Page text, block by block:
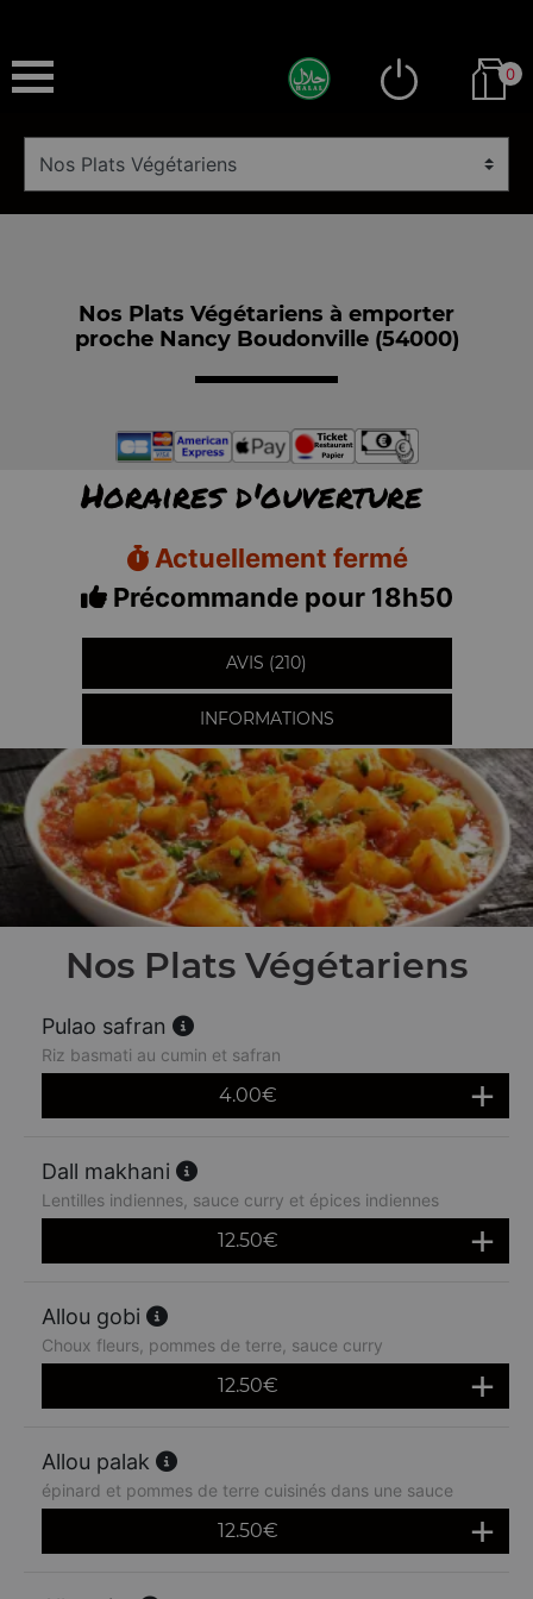
0
Nos Plats Végétariens à emporter
proche Nancy Boudonville (54000)
Horaires d'ouverture
Actuellement fermé
Précommande pour 18h50
AVIS (210)
INFORMATIONS
Nos Plats Végétariens
Pulao safran
Riz basmati au cumin et safran
4.00€
Dall makhani
Lentilles indiennes, sauce curry et épices indiennes
12.50€
Allou gobi
Choux fleurs, pommes de terre, sauce curry
12.50€
Allou palak
épinard et pommes de terre cuisinés dans une sauce
12.50€